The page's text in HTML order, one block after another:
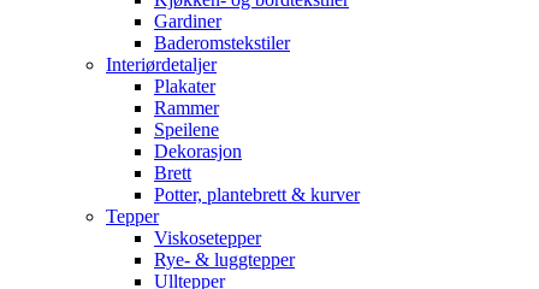
Gardiner
Baderomstekstiler
Interiørdetaljer
Plakater
Rammer
Speilene
Dekorasjon
Brett
Potter, plantebrett & kurver
Tepper
Viskosetepper
Rye- & luggtepper
Ulltepper